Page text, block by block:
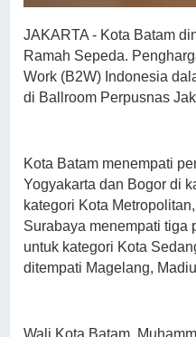
JAKARTA - Kota Batam
Ramah Sepeda.
Work (B2W) Indonesia
di Ballroom Perpusnas
Kota Batam menempati
Yogyakarta dan Bogor di
kategori Kota
Surabaya menempati tiga
untuk kategori Kota
ditempati Magelang,
Wali Kota Batam,